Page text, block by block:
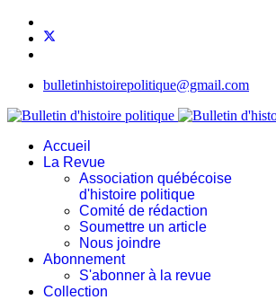
bulletinhistoirepolitique@gmail.com
Accueil
La Revue
Association québécoise
d'histoire politique
Comité de rédaction
Soumettre un article
Nous joindre
Abonnement
S'abonner à la revue
Collection